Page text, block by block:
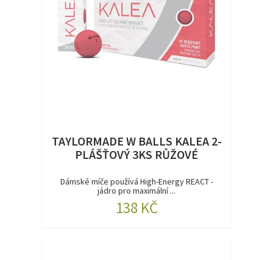
TAYLORMADE W BALLS KALEA 2-
PLÁŠŤOVÝ 3KS RŮŽOVÉ
Dámské míče používá High-Energy REACT -
jádro pro maximální ...
138 KČ